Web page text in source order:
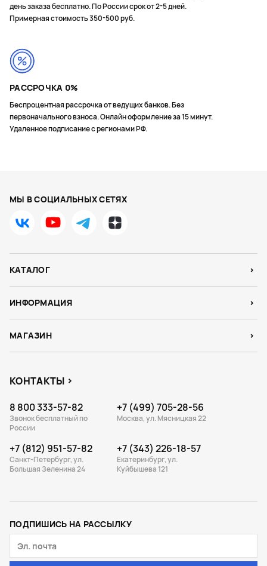
день заказа бесплатно. По России срок от 2-5 дней.
Примерная стоимость 350-500 руб.
РАССРОЧКА 0%
Беспроцентная рассрочка от ведущих банков. Без
первоначального взноса. Онлайн оформление за 15 минут.
Удаленное подписание с регионами РФ.
МЫ В СОЦИАЛЬНЫХ СЕТЯХ
КАТАЛОГ
ИНФОРМАЦИЯ
МАГАЗИН
КОНТАКТЫ
8 800 333-57-82
Звонок бесплатный по
России
+7 (499) 705-28-56
Москва, ул. Мясницкая 22
+7 (812) 951-57-82
Санкт-Петербург, ул.
Большая Зеленина 24
+7 (343) 226-18-57
Екатеринбург, ул.
Куйбышева 121
ПОДПИШИСЬ НА РАССЫЛКУ